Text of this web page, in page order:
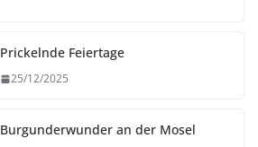
Prickelnde Feiertage
25/12/2025
Burgunderwunder an der Mosel